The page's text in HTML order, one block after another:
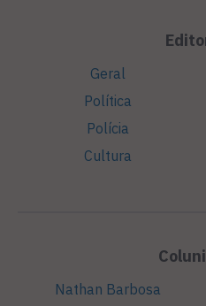
Geral
Política
Polícia
Cultura
Nathan Barbosa